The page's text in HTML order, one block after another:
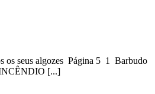
os seus algozes Página 5 1 Barbudo
INCÊNDIO [...]